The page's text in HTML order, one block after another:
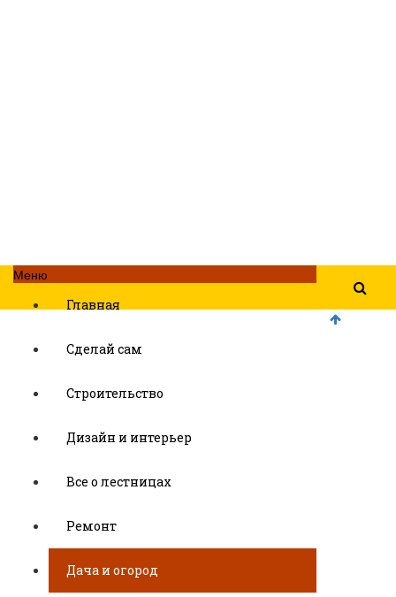
Меню
Главная
Сделай сам
Строительство
Дизайн и интерьер
Все о лестницах
Ремонт
Дача и огород